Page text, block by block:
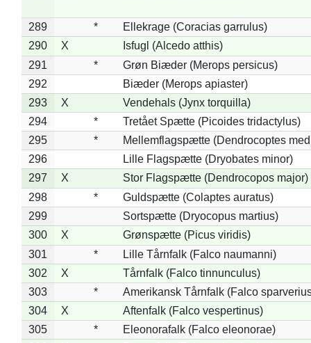
289 *
Ellekrage (Coracias garrulus)
290
X
Isfugl (Alcedo atthis)
291
*
Grøn Biæder (Merops persicus)
292
Biæder (Merops apiaster)
293
X
Vendehals (Jynx torquilla)
294
*
Tretået Spætte (Picoides tridactylus)
295
*
Mellemflagspætte (Dendrocoptes
296
Lille Flagspætte (Dryobates minor)
297
X
Stor Flagspætte (Dendrocopos major)
298
*
Guldspætte (Colaptes auratus)
299
Sortspætte (Dryocopus martius)
300
X
Grønspætte (Picus viridis)
301
*
Lille Tårnfalk (Falco naumanni)
302
X
Tårnfalk (Falco tinnunculus)
303
*
Amerikansk Tårnfalk (Falco
304
X
Aftenfalk (Falco vespertinus)
305
*
Eleonorafalk (Falco eleonorae)